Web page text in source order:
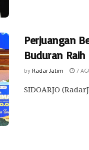
Perjuangan
Buduran Raih
by Radar Jatim 7
SIDOARJO